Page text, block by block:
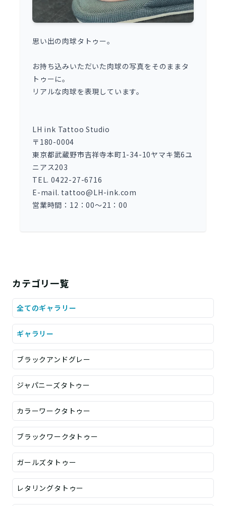
思い出の肉球タトゥー。
お持ち込みいただいた肉球の写真をそのままタ
トゥーに。
リアルな肉球を表現しています。
LH ink Tattoo Studio
〒180-0004
東京都武蔵野市吉祥寺本町1-34-10ヤマキ第6ユ
ニアス203
TEL. 0422-27-6716
E-mail. tattoo@LH-ink.com
営業時間：12：00～21：00
カテゴリ一覧
全てのギャラリー
ギャラリー
ブラックアンドグレー
ジャパニーズタトゥー
カラーワークタトゥー
ブラックワークタトゥー
ガールズタトゥー
レタリングタトゥー